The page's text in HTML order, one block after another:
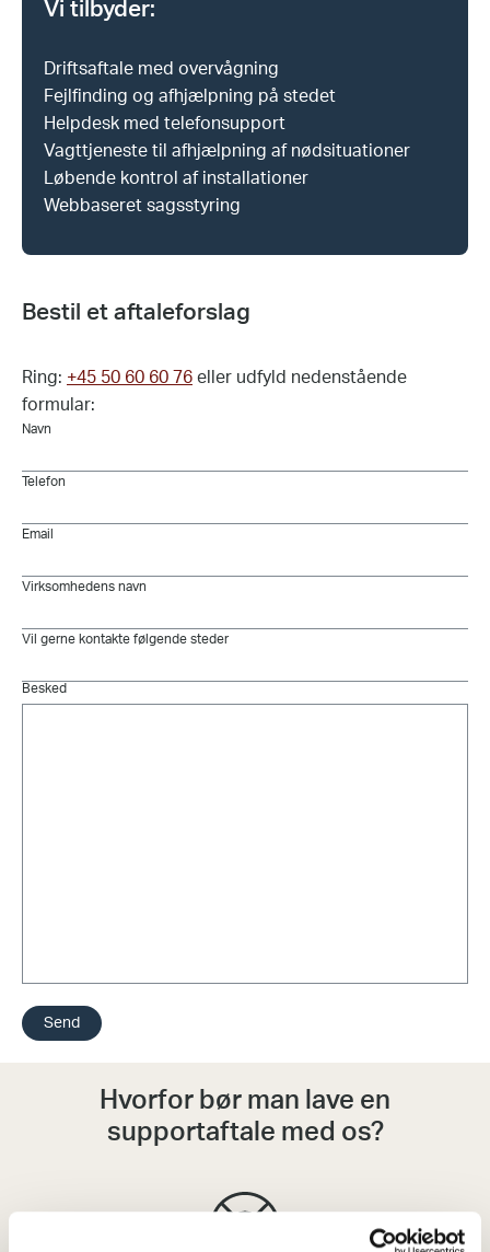
Vi tilbyder:
Driftsaftale med overvågning
Fejlfinding og afhjælpning på stedet
Helpdesk med telefonsupport
Vagttjeneste til afhjælpning af nødsituationer
Løbende kontrol af installationer
Webbaseret sagsstyring
Bestil et aftaleforslag
Ring: +45 50 60 60 76 eller udfyld nedenstående
formular:
Navn
Telefon
Email
Virksomhedens navn
Vil gerne kontakte følgende steder
Besked
Send
Hvorfor bør man lave en
supportaftale med os?